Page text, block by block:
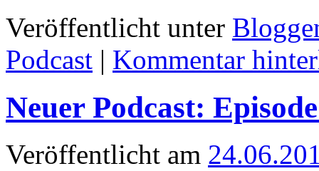
Veröffentlicht unter
Podcast | Kommentar
Neuer Podcast:
Veröffentlicht am